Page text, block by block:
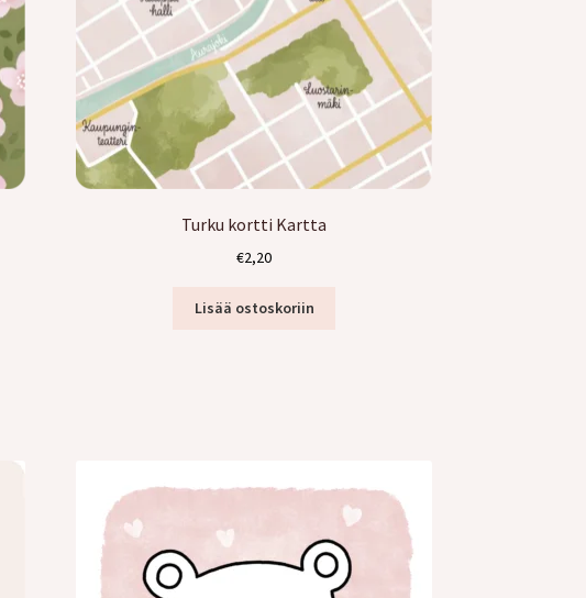
Turku kortti Kartta
€2,20
Lisää ostoskoriin